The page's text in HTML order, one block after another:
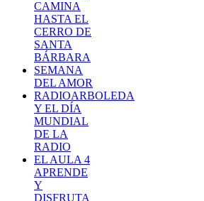
CAMINA
HASTA EL
CERRO DE
SANTA
BÁRBARA
SEMANA
DEL AMOR
RADIOARBOLEDA
Y EL DÍA
MUNDIAL
DE LA
RADIO
EL AULA 4
APRENDE
Y
DISFRUTA